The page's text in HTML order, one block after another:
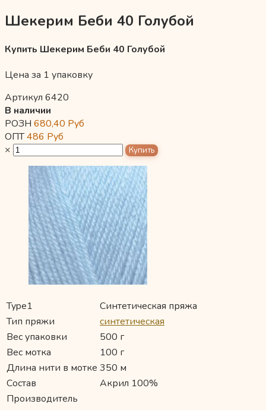
Шекерим Беби 40 Голубой
Купить Шекерим Беби 40 Голубой
Цена за 1 упаковку
Артикул 6420
В наличии
РОЗН 680,40 Руб
ОПТ486 Руб
×
Type1
Синтетическая пряжа
Тип пряжи
синтетическая
Вес упаковки
500 г
Вес мотка
100 г
Длина нити в мотке 350 м
Состав
Акрил 100%
Производитель